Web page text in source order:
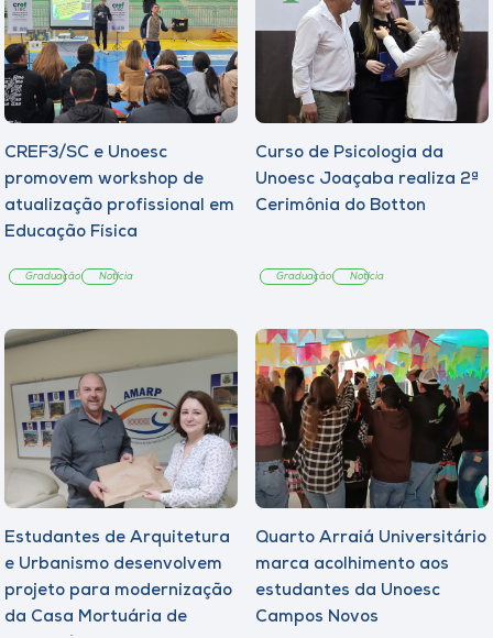
CREF3/SC e Unoesc
promovem workshop de
atualização profissional em
Educação Física
Graduação Notícia
Curso de Psicologia da
Unoesc Joaçaba realiza 2ª
Cerimônia do Botton
Graduação Notícia
Estudantes de Arquitetura
e Urbanismo desenvolvem
projeto para modernização
da Casa Mortuária de
Quarto Arraiá Universitário
marca acolhimento aos
estudantes da Unoesc
Campos Novos